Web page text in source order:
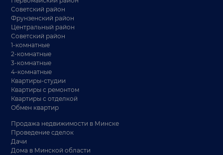
Советский район
Фрунзенский район
Центральный район
Советский район
1-комнатные
2-комнатные
3-комнатные
4-комнатные
Квартиры-студии
Квартиры с ремонтом
Квартиры с отделкой
Обмен квартир
Продажа недвижимости в Минске
Проведение сделок
Дачи
Дома в Минской области